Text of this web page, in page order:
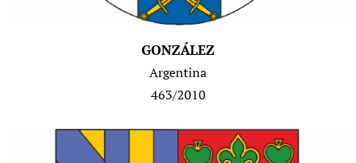
GONZÁLEZ
Argentina
463/2010